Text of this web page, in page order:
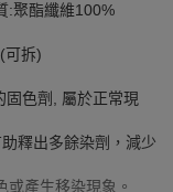
:聚酯纖維100%
可拆)
色劑, 屬於正常現
釋出多餘染劑，減少
產生移染現象。